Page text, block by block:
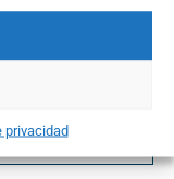
privacidad
e Idea de